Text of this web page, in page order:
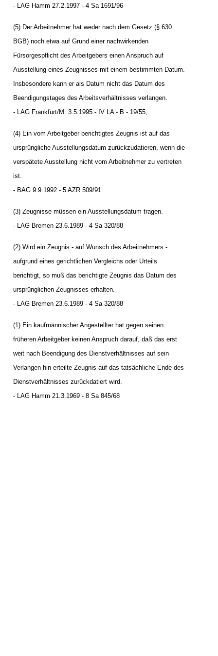
- LAG Hamm 27.2.1997 - 4 Sa 1691/96
(5) Der Arbeitnehmer hat weder nach dem Gesetz (§ 630
BGB) noch etwa auf Grund einer nachwirkenden
Fürsorgespflicht des Arbeitgebers einen Anspruch auf
Ausstellung eines Zeugnisses mit einem bestimmten Datum.
Insbesondere kann er als Datum nicht das Datum des
Beendigungstages des Arbeitsverhältnisses verlangen.
- LAG Frankfurt/M. 3.5.1995 - IV LA - B - 19/55,
(4) Ein vom Arbeitgeber berichtigtes Zeugnis ist auf das
ursprüngliche Ausstellungsdatum zurückzudatieren, wenn die
verspätete Ausstellung nicht vom Arbeitnehmer zu vertreten
ist.
- BAG 9.9.1992 - 5 AZR 509/91
(3) Zeugnisse müssen ein Ausstellungsdatum tragen.
- LAG Bremen 23.6.1989 - 4 Sa 320/88
(2) Wird ein Zeugnis - auf Wunsch des Arbeitnehmers -
aufgrund eines gerichtlichen Vergleichs oder Urteils
berichtigt, so muß das berichtigte Zeugnis das Datum des
ursprünglichen Zeugnisses erhalten.
- LAG Bremen 23.6.1989 - 4 Sa 320/88
(1) Ein kaufmännischer Angestellter hat gegen seinen
früheren Arbeitgeber keinen Anspruch darauf, daß das erst
weit nach Beendigung des Dienstverhältnisses auf sein
Verlangen hin erteilte Zeugnis auf das tatsächliche Ende des
Dienstverhältnisses zurückdatiert wird.
- LAG Hamm 21.3.1969 - 8 Sa 845/68